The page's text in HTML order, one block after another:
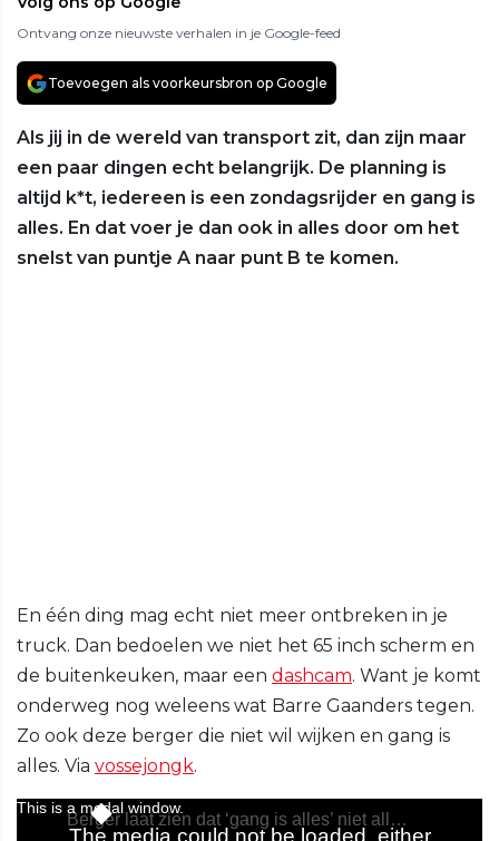
Ontvang onze nieuwste verhalen in je Google-feed
Toevoegen als voorkeursbron op Google
Als jij in de wereld van transport zit, dan zijn maar
een paar dingen echt belangrijk. De planning is
altijd k*t, iedereen is een zondagsrijder en gang is
alles. En dat voer je dan ook in alles door om het
snelst van puntje A naar punt B te komen.
En één ding mag echt niet meer ontbreken in je
truck. Dan bedoelen we niet het 65 inch scherm en
de buitenkeuken, maar een dashcam. Want je komt
onderweg nog weleens wat Barre Gaanders tegen.
Zo ook deze berger die niet wil wijken en gang is
alles. Via vossejongk.